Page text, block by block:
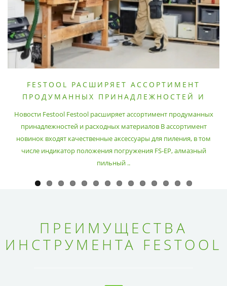
FESTOOL РАСШИРЯЕТ АССОРТИМЕНТ
ПРОДУМАННЫХ ПРИНАДЛЕЖНОСТЕЙ И
Новости Festool Festool расширяет ассортимент продуманных
принадлежностей и расходных материалов В ассортимент
новинок входят качественные аксессуары для пиления, в том
числе индикатор положения погружения FS-EP, алмазный
пильный ..
ПРЕИМУЩЕСТВА
ИНСТРУМЕНТА FESTOOL